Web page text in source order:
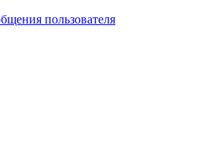
пользователя